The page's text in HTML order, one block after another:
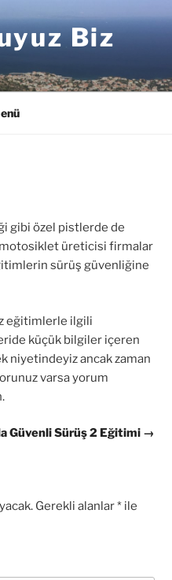
Biz
gibi özel pistlerde de
üreticisi firmalar
sürüş güvenliğine
eğitimlerle ilgili
küçük bilgiler içeren
niyetindeyiz ancak zaman
varsa yorum
Güvenli Sürüş 2 Eğitimi →
Gerekli alanlar*ile